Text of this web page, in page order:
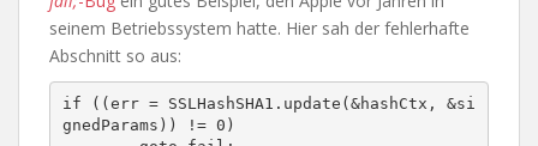
seinem Betriebssystem hatte. Hier sah der fehlerhafte
Abschnitt so aus:
if ((err = SSLHashSHA1.update(&hashCtx, &si
gnedParams)) != 0)